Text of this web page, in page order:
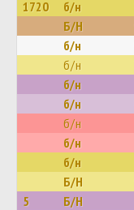
1720 б/н
Б/Н
б/н
б/н
б/н
б/н
б/н
б/н
б/н
Б/Н
5 Б/Н